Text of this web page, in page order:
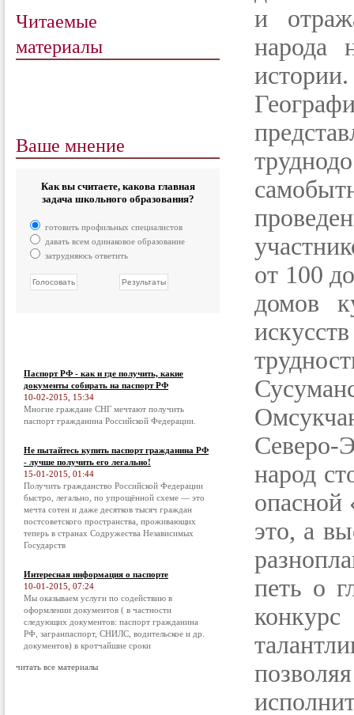
Читаемые
материалы
Ваше мнение
Как вы считаете, какова главная
задача школьного образования?
готовить профильных специалистов
давать всем одинаковое образование
затрудняюсь ответить
Паспорт РФ - как и где получить, какие
документы собирать на паспорт РФ
10-02-2015, 15:34
Многие граждане СНГ мечтают получить
паспорт гражданина Российской Федерации.
Не пытайтесь купить паспорт гражданина РФ
- лучше получить его легально!
15-01-2015, 01:44
Получить гражданство Российской Федерации
быстро, легально, по упрощённой схеме — это
мечта сотен и даже десятков тысяч граждан
постсоветского пространства, проживающих
теперь в странах Содружества Независимых
Государств
Интересная информация о паспорте
10-01-2015, 07:24
Мы оказываем услуги по содействию в
оформлении документов ( в частности
следующих документов: паспорт гражданина
РФ, загранпаспорт, СНИЛС, водительское и др.
документов) в кротчайшие сроки
читать все материалы
и
народа
истории.
от 100
домов
народ
опасной
это, а
петь о